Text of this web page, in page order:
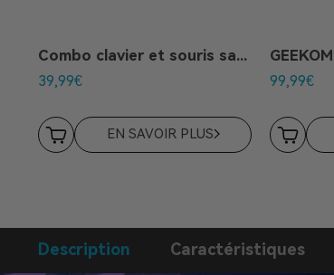
Combo clavier et souris sans fil
39,99€
EN SAVOIR PLUS
99,99€
Description Caractéristiques